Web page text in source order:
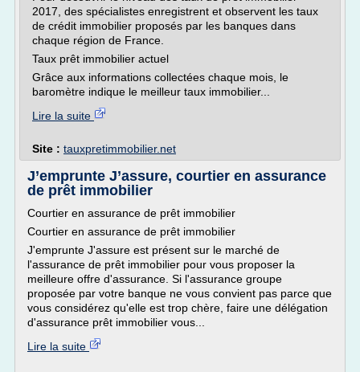
2017, des spécialistes enregistrent et observent les taux
de crédit immobilier proposés par les banques dans
chaque région de France.
Taux prêt immobilier actuel
Grâce aux informations collectées chaque mois, le
baromètre indique le meilleur taux immobilier...
Lire la suite
Site : tauxpretimmobilier.net
J’emprunte J’assure, courtier en assurance
de prêt immobilier
Courtier en assurance de prêt immobilier
Courtier en assurance de prêt immobilier
J'emprunte J'assure est présent sur le marché de
l'assurance de prêt immobilier pour vous proposer la
meilleure offre d'assurance. Si l'assurance groupe
proposée par votre banque ne vous convient pas parce que
vous considérez qu'elle est trop chère, faire une délégation
d'assurance prêt immobilier vous...
Lire la suite